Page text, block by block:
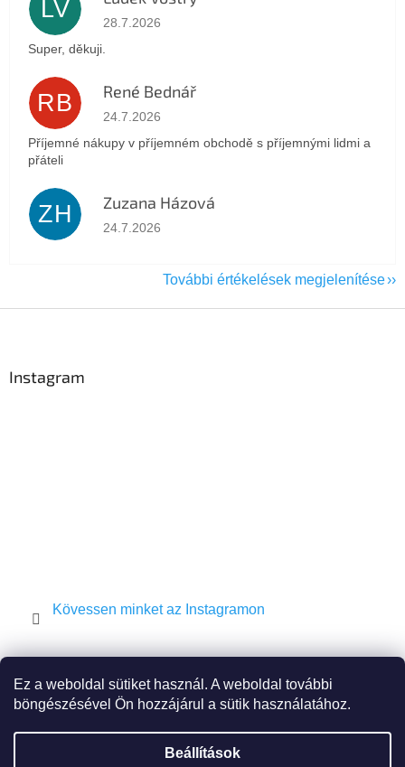
Ez a weboldal sütiket használ. A weboldal további
böngészésével Ön hozzájárul a sütik használatához.
Beállítások
LV Az áruház értékelése 5-ből 5 csillag.
28.7.2026
Super, děkuji.
RB René Bednář
Az áruház értékelése 5-ből 5 csillag.
24.7.2026
Příjemné nákupy v příjemném obchodě s příjemnými lidmi a
přáteli
ZH Zuzana Házová
Az áruház értékelése 5-ből 5 csillag.
24.7.2026
További értékelések megjelenítése
Instagram
Kövessen minket az Instagramon
Shoptet készítette